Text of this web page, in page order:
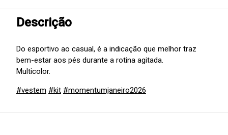
Descrição
Do esportivo ao casual, é a indicação que melhor traz
bem-estar aos pés durante a rotina agitada.
Multicolor.
#vestem #kit #momentumjaneiro2026